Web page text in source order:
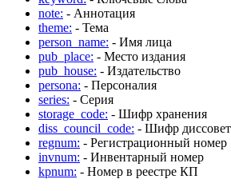
note: - Аннотация
theme: - Тема
person_name: - Имя лица
pub_place: - Место издания
pub_house: - Издательство
persona: - Персоналия
series: - Серия
storage_code: - Шифр хранения
diss_council_code: - Шифр
regnum: - Регистрационный номер
invnum: - Инвентарный номер
kpnum: - Номер в реестре КП